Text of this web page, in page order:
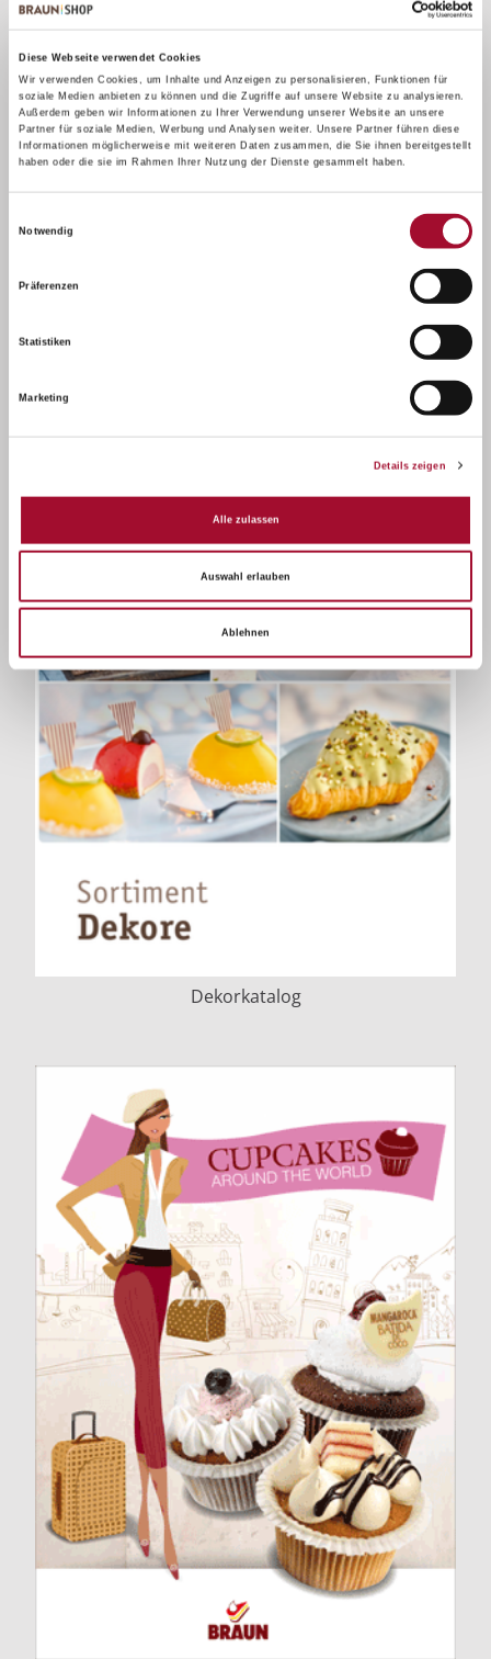
Diese Webseite verwendet Cookies
Wir verwenden Cookies, um Inhalte und Anzeigen zu personalisieren, Funktionen für
soziale Medien anbieten zu können und die Zugriffe auf unsere Website zu analysieren.
Außerdem geben wir Informationen zu Ihrer Verwendung unserer Website an unsere
Partner für soziale Medien, Werbung und Analysen weiter. Unsere Partner führen diese
Informationen möglicherweise mit weiteren Daten zusammen, die Sie ihnen bereitgestellt
haben oder die sie im Rahmen Ihrer Nutzung der Dienste gesammelt haben.
Notwendig
Präferenzen
Statistiken
Marketing
Details zeigen
Alle zulassen
Auswahl erlauben
Ablehnen
Dekorkatalog